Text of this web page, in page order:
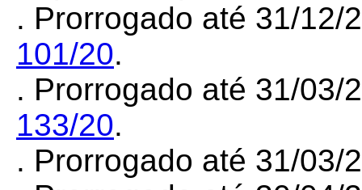
. Prorrogado até 31/12/
101/20.
. Prorrogado até 31/03/
133/20.
. Prorrogado até 31/03/